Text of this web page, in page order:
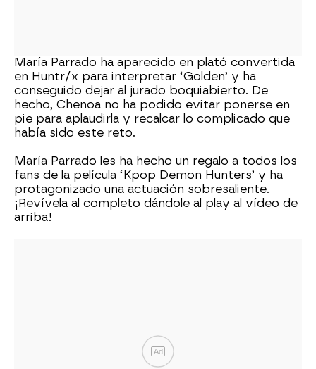
María Parrado ha aparecido en plató convertida
en Huntr/x para interpretar ‘Golden’ y ha
conseguido dejar al jurado boquiabierto. De
hecho, Chenoa no ha podido evitar ponerse en
pie para aplaudirla y recalcar lo complicado que
había sido este reto.
María Parrado les ha hecho un regalo a todos los
fans de la película ‘Kpop Demon Hunters’ y ha
protagonizado una actuación sobresaliente.
¡Revívela al completo dándole al play al vídeo de
arriba!
Ad